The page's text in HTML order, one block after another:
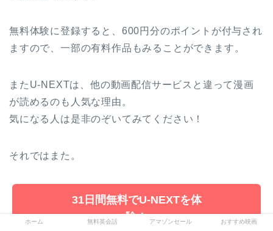
無料体験に登録すると、600円分のポイントが付与され
ますので、一部の有料作品もみることができます。
またU-NEXTは、他の動画配信サービスと違って漫画
が読めるのも人気な理由。
気になる人は是非のぞいてみてください！
それではまた。
31日間無料でU-NEXTを体
験！
ホーム 無料英会話 アマゾンセール おすすめ映画